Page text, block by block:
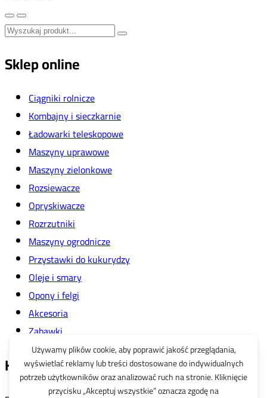
Sklep online
Ciągniki rolnicze
Kombajny i sieczkarnie
Ładowarki teleskopowe
Maszyny uprawowe
Maszyny zielonkowe
Rozsiewacze
Opryskiwacze
Rozrzutniki
Maszyny ogrodnicze
Przystawki do kukurydzy
Oleje i smary
Opony i felgi
Akcesoria
Zabawki
Koszyk